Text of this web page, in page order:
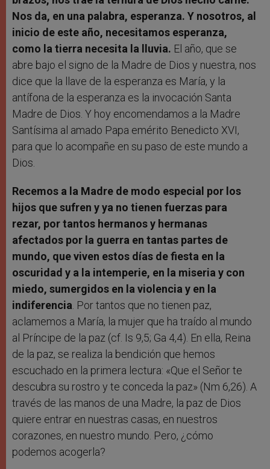
Nos da, en una palabra, esperanza. Y nosotros, al
inicio de este año, necesitamos esperanza,
como la tierra necesita la lluvia. El año, que se
abre bajo el signo de la Madre de Dios y nuestra, nos
dice que la llave de la esperanza es María, y la
antífona de la esperanza es la invocación Santa
Madre de Dios. Y hoy encomendamos a la Madre
Santísima al amado Papa emérito Benedicto XVI,
para que lo acompañe en su paso de este mundo a
Dios.
Recemos a la Madre de modo especial por los
hijos que sufren y ya no tienen fuerzas para
rezar, por tantos hermanos y hermanas
afectados por la guerra en tantas partes de
mundo, que viven estos días de fiesta en la
oscuridad y a la intemperie, en la miseria y con
miedo, sumergidos en la violencia y en la
indiferencia . Por tantos que no tienen paz,
aclamemos a María, la mujer que ha traído al mundo
al Príncipe de la paz (cf. Is 9,5; Ga 4,4). En ella, Reina
de la paz, se realiza la bendición que hemos
escuchado en la primera lectura: «Que el Señor te
descubra su rostro y te conceda la paz» (Nm 6,26). A
través de las manos de una Madre, la paz de Dios
quiere entrar en nuestras casas, en nuestros
corazones, en nuestro mundo. Pero, ¿cómo
podemos acogerla?